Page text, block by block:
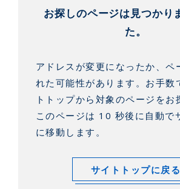
お探しのページは見つかり
た。
アドレスが変更になったか、ペ
れた可能性があります。 お手数
トトップから対象のページをお
このページは 10 秒後に自動で
に移動します。
サイトトップに戻る